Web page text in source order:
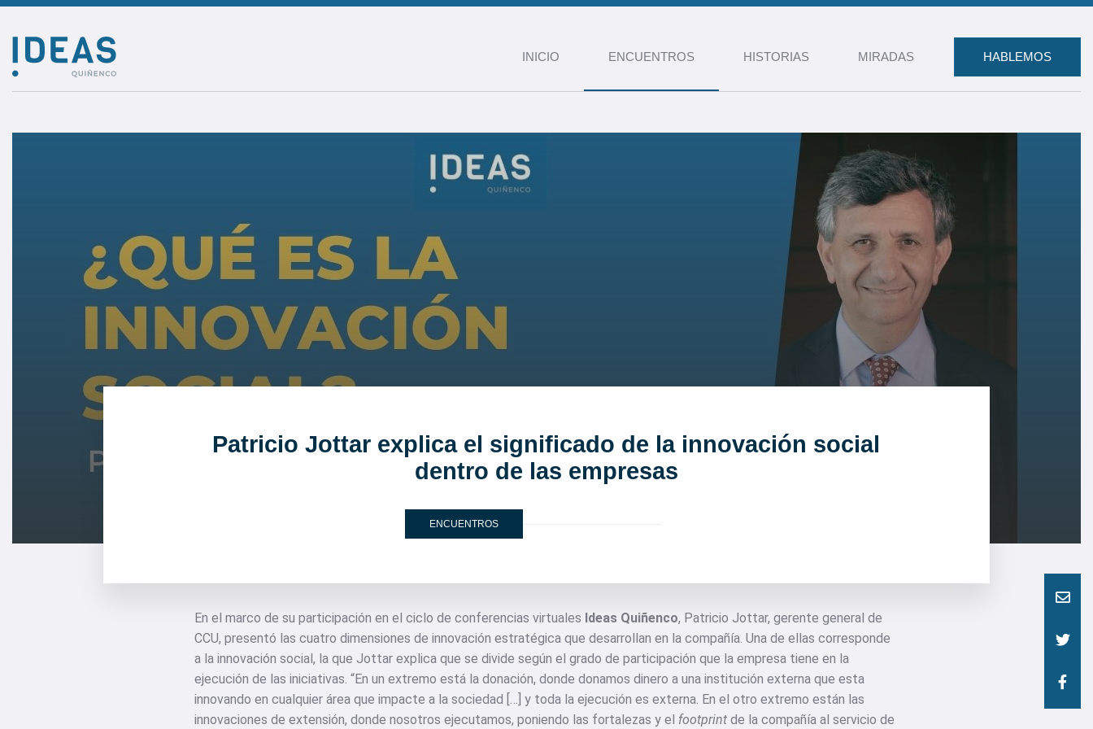
INICIO ENCUENTROS HISTORIAS MIRADAS HABLEMOS
Patricio Jottar explica el significado de la innovación social
dentro de las empresas
ENCUENTROS
En el marco de su participación en el ciclo de conferencias virtuales Ideas Quiñenco, Patricio Jottar, gerente general de
CCU, presentó las cuatro dimensiones de innovación estratégica que desarrollan en la compañía. Una de ellas corresponde
a la innovación social, la que Jottar explica que se divide según el grado de participación que la empresa tiene en la
ejecución de las iniciativas. “En un extremo está la donación, donde donamos dinero a una institución externa que esta
innovando en cualquier área que impacte a la sociedad […] y toda la ejecución es externa. En el otro extremo están las
innovaciones de extensión, donde nosotros ejecutamos, poniendo las fortalezas y el footprint de la compañía al servicio de